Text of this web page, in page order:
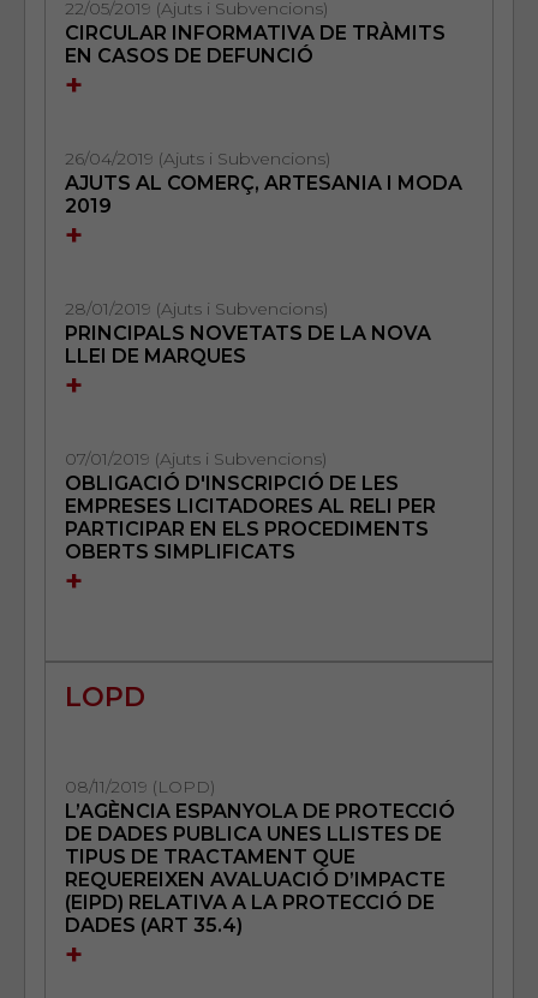
22/05/2019 (Ajuts i Subvencions)
CIRCULAR INFORMATIVA DE TRÀMITS
EN CASOS DE DEFUNCIÓ
+
26/04/2019 (Ajuts i Subvencions)
AJUTS AL COMERÇ, ARTESANIA I MODA
2019
+
28/01/2019 (Ajuts i Subvencions)
PRINCIPALS NOVETATS DE LA NOVA
LLEI DE MARQUES
+
07/01/2019 (Ajuts i Subvencions)
OBLIGACIÓ D'INSCRIPCIÓ DE LES
EMPRESES LICITADORES AL RELI PER
PARTICIPAR EN ELS PROCEDIMENTS
OBERTS SIMPLIFICATS
+
LOPD
08/11/2019 (LOPD)
L’AGÈNCIA ESPANYOLA DE PROTECCIÓ
DE DADES PUBLICA UNES LLISTES DE
TIPUS DE TRACTAMENT QUE
REQUEREIXEN AVALUACIÓ D’IMPACTE
(EIPD) RELATIVA A LA PROTECCIÓ DE
DADES (ART 35.4)
+